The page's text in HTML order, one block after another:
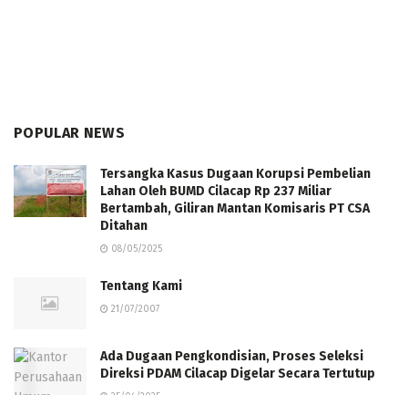
POPULAR NEWS
Tersangka Kasus Dugaan Korupsi Pembelian
Lahan Oleh BUMD Cilacap Rp 237 Miliar
Bertambah, Giliran Mantan Komisaris PT CSA
Ditahan
08/05/2025
Tentang Kami
21/07/2007
Ada Dugaan Pengkondisian, Proses Seleksi
Direksi PDAM Cilacap Digelar Secara Tertutup